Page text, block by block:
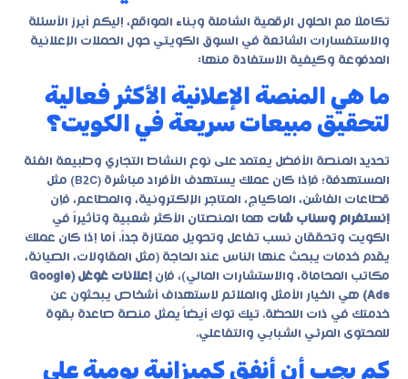
تكاملًا مع الحلول الرقمية الشاملة وبناء المواقع، إليكم أبرز الأسئلة
والاستفسارات الشائعة في السوق الكويتي حول الحملات الإعلانية
المدفوعة وكيفية الاستفادة منها:
ما هي المنصة الإعلانية الأكثر فعالية
لتحقيق مبيعات سريعة في الكويت؟
تحديد المنصة الأفضل يعتمد على نوع النشاط التجاري وطبيعة الفئة
المستهدفة؛ فإذا كان عملك يستهدف الأفراد مباشرة (B2C) مثل
قطاعات الفاشن، الماكياج، المتاجر الإلكترونية، والمطاعم، فإن
إنستغرام وسناب شات هما المنصتان الأكثر شعبية وتأثيراً في
الكويت وتحققان نسب تفاعل وتحويل ممتازة جداً. أما إذا كان عملك
يقدم خدمات يبحث عنها الناس عند الحاجة (مثل المقاولات، الصيانة،
مكاتب المحاماة، والاستشارات المالي)، فإن
إعلانات غوغل (Google
Ads) هي الخيار الأمثل والملائم لاستهداف أشخاص يبحثون عن
خدمتك في ذات اللحظة. تيك توك أيضاً يمثل منصة صاعدة بقوة
للمحتوى المرئي الشبابي والتفاعلي.
كم يجب أن أنفق كميزانية يومية على